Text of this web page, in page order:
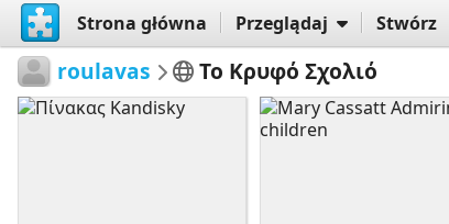
Strona główna Przeglądaj Stwórz
roulavas Το Κρυφό Σχολιό